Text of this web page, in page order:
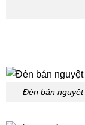
Đèn bán